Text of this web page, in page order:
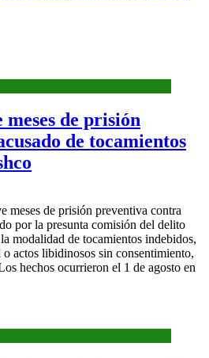
de prisión
de tocamientos
meses de prisión preventiva contra
por la presunta comisión del delito
modalidad de tocamientos indebidos,
actos libidinosos sin consentimiento,
hechos ocurrieron el 1 de agosto en